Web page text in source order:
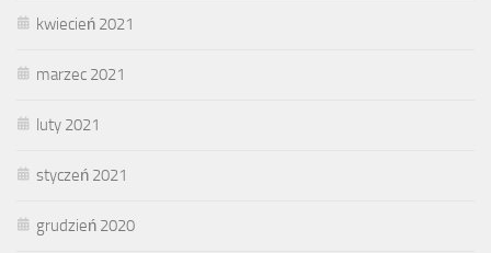
kwiecień 2021
marzec 2021
luty 2021
styczeń 2021
grudzień 2020